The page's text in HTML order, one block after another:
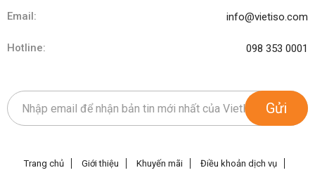
Email: info@vietiso.com
Hotline: 098 353 0001
Gửi
Trang chủ Giới thiệu Khuyến mãi
Điều khoản dịch vụ